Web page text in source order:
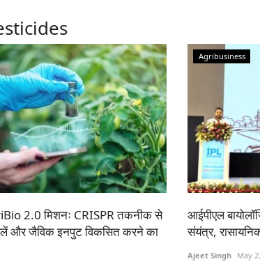
2.0 मिशनः CRISPR तकनीक से
जैविक इनपुट विकसित करने का
Agribusiness
आईपीएल
संयंत्र,
Ajeet Singh May